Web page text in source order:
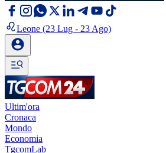
Leone (23 Lug - 23 Ago)
Ultim'ora
Cronaca
Mondo
Economia
TgcomLab